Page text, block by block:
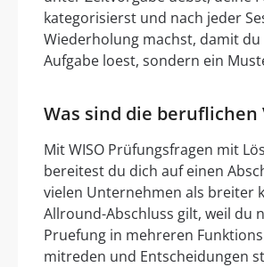
kategorisierst und nach jeder
Wiederholung machst, damit
Aufgabe loest, sondern ein
Was sind die beruflichen
Mit WISO Prüfungsfragen mit
bereitest du dich auf einen
vielen Unternehmen als breiter
Allround-Abschluss gilt, weil du
Pruefung in mehreren
mitreden und Entscheidungen